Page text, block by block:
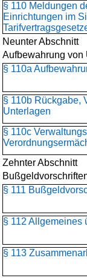
§ 110 Meldungen
Einrichtungen im
Neunter Abschnitt
Aufbewahrung von
§ 110a
§ 110b Rückgabe,
Unterlagen
§ 110c
Zehnter Abschnitt
§ 111
§ 112 Allgemeines
§ 113